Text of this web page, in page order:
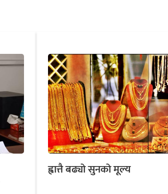
ह्वात्तै बढ्यो सुनको मूल्य